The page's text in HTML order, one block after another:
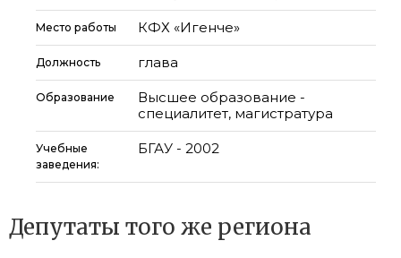
Место работы КФХ «Игенче»
Должность глава
Образование
Высшее образование -
специалитет, магистратура
Учебные
заведения:
БГАУ - 2002
Депутаты того же региона